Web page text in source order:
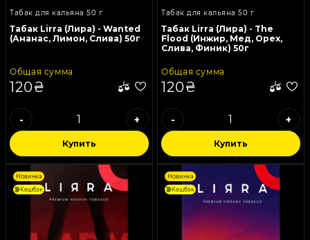
Табак для кальяна 50 г
Табак Lirra (Лира) - Wanted
(Ананас, Лимон, Слива) 50г
Общая сумма
120₴
- +
Купить
Табак для кальяна 50 г
Табак Lirra (Лира) - The
Flood (Инжир, Мед, Орех,
Слива, Финик) 50г
Общая сумма
120₴
- +
Купить
Новинка
Кешбэк
Новинка
Кешбэк